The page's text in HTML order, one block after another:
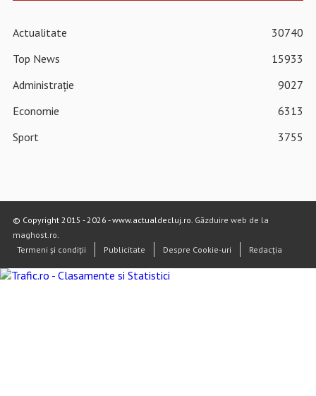
Actualitate
30740
Top News
15933
Administrație
9027
Economie
6313
Sport
3755
© Copyright 2015 - 2026 - www.actualdecluj.ro. Găzduire web de la
maghost.ro
Termeni și condiții
Publicitate Despre Cookie-uri Redacția